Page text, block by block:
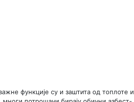
функције су и заштита од топлоте и